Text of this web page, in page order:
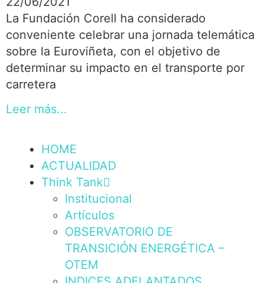
La Fundación Corell ha considerado
conveniente celebrar una jornada telemática
sobre la Euroviñeta, con el objetivo de
determinar su impacto en el transporte por
carretera
Leer más...
HOME
ACTUALIDAD
Think Tank
Institucional
Artículos
OBSERVATORIO DE
TRANSICIÓN ENERGÉTICA –
OTEM